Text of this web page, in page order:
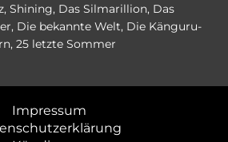
, Shining, Das Silmarillion, Das
, Die bekannte Welt, Die Känguru-
, 25 letzte Sommer
Impressum